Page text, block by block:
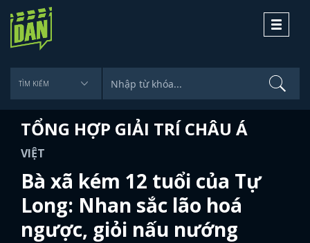
Toggle
TỔNG HỢP GIẢI TRÍ CHÂU Á
VIỆT
Bà xã kém 12 tuổi của Tự
Long: Nhan sắc lão hoá
ngược, giỏi nấu nướng